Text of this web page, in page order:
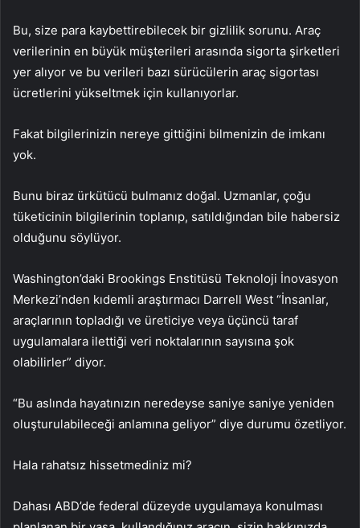
Bu, size para kaybettirebilecek bir gizlilik sorunu. Araç
verilerinin en büyük müşterileri arasında sigorta şirketleri
yer alıyor ve bu verileri bazı sürücülerin araç sigortası
ücretlerini yükseltmek için kullanıyorlar.
Fakat bilgilerinizin nereye gittiğini bilmenizin de imkanı
yok.
Bunu biraz ürkütücü bulmanız doğal. Uzmanlar, çoğu
tüketicinin bilgilerinin toplanıp, satıldığından bile habersiz
olduğunu söylüyor.
Washington’daki Brookings Enstitüsü Teknoloji İnovasyon
Merkezi’nden kıdemli araştırmacı Darrell West “İnsanlar,
araçlarının topladığı ve üreticiye veya üçüncü taraf
uygulamalara ilettiği veri noktalarının sayısına şok
olabilirler” diyor.
“Bu aslında hayatınızın neredeyse saniye saniye yeniden
oluşturulabileceği anlamına geliyor” diye durumu özetliyor.
Hala rahatsız hissetmediniz mi?
Dahası ABD’de federal düzeyde uygulamaya konulması